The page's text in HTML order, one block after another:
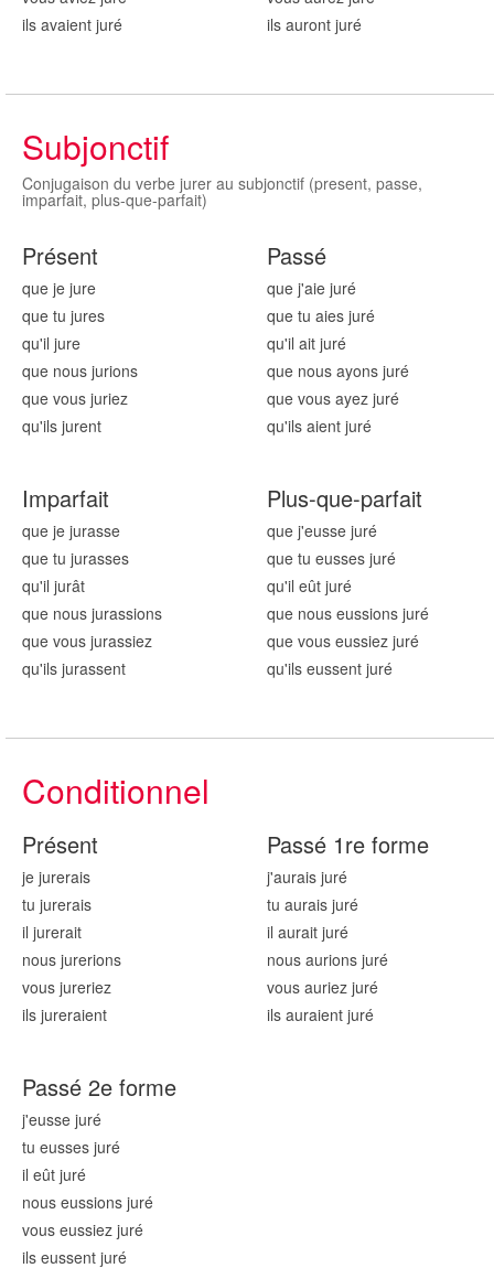
ils avaient juré
ils auront juré
Subjonctif
Conjugaison du verbe jurer au subjonctif (present, passe,
imparfait, plus-que-parfait)
Présent
que je jure
que tu jures
qu'il jure
que nous jurions
que vous juriez
qu'ils jurent
Passé
que j'aie juré
que tu aies juré
qu'il ait juré
que nous ayons juré
que vous ayez juré
qu'ils aient juré
Imparfait
que je jurasse
que tu jurasses
qu'il jurât
que nous jurassions
que vous jurassiez
qu'ils jurassent
Plus-que-parfait
que j'eusse juré
que tu eusses juré
qu'il eût juré
que nous eussions juré
que vous eussiez juré
qu'ils eussent juré
Conditionnel
Présent
je jurerais
tu jurerais
il jurerait
nous jurerions
vous jureriez
ils jureraient
Passé 1re forme
j'aurais juré
tu aurais juré
il aurait juré
nous aurions juré
vous auriez juré
ils auraient juré
Passé 2e forme
j'eusse juré
tu eusses juré
il eût juré
nous eussions juré
vous eussiez juré
ils eussent juré